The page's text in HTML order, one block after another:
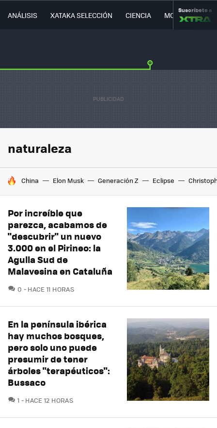
ANÁLISIS XATAKA SELECCIÓN CIENCIA MOVILIDAD
Suscríbete a
naturaleza
HOY SE HABLA DE
China Elon Musk Generación Z Eclipse
Por increíble que
parezca, acabamos de
"descubrir" un nuevo
3.000 en el Pirineo: la
Agulla Sud de
Malavesina en Cataluña
0 COMENTARIOS
HACE 11 HORAS
En la península ibérica
hay muchos bosques,
pero solo uno puede
presumir de tener
árboles "terapéuticos":
Bussaco
1 COMENTARIOS
HACE 12 HORAS